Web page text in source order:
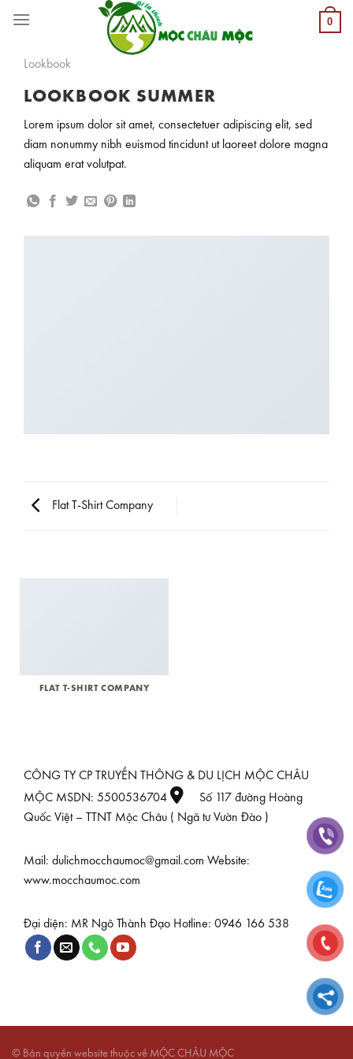
0
Lookbook
LOOKBOOK SUMMER
Lorem ipsum dolor sit amet, consectetuer adipiscing elit, sed
diam nonummy nibh euismod tincidunt ut laoreet dolore magna
aliquam erat volutpat.
Flat T-Shirt Company
FLAT T-SHIRT COMPANY
CÔNG TY CP TRUYỀN THÔNG & DU LỊCH MỘC CHÂU
MỘC MSDN: 5500536704
Số 117 đường Hoàng
Quốc Việt – TTNT Mộc Châu ( Ngã tư Vườn Đào )
Mail: dulichmocchaumoc@gmail.com Website:
www.mocchaumoc.com
Đại diện: MR Ngô Thành Đạo Hotline: 0946 166 538
© Bản quyền website thuộc về MỘC CHÂU MỘC